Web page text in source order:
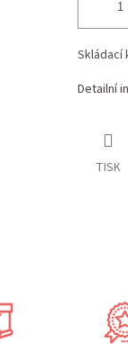
Skládací
Detailní
TISK